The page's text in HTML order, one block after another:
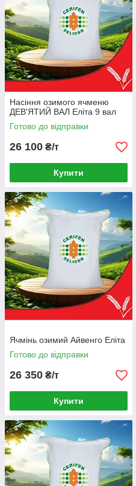
Насіння озимого ячменю
ДЕВ'ЯТИЙ ВАЛ Еліта 9 вал
Готово до відправки
26 100 ₴/т
Купити
Ячмінь озимий Айвенго Еліта
Готово до відправки
26 350 ₴/т
Купити